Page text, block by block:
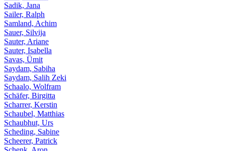
Sadik, Jana
Sailer, Ralph
Samland, Achim
Sauer, Silvija
Sauter, Ariane
Sauter, Isabella
Savas, Ümit
Saydam, Sabiha
Saydam, Salih Zeki
Schaalo, Wolfram
Schäfer, Birgitta
Scharrer, Kerstin
Schaubel, Matthias
Schaubhut, Urs
Scheding, Sabine
Scheerer, Patrick